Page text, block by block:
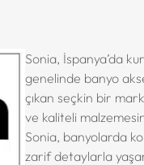
Sonia, İspanya’da
genelinde banyo
çıkan seçkin bir
ve kaliteli
Sonia, banyolarda
zarif detaylarla